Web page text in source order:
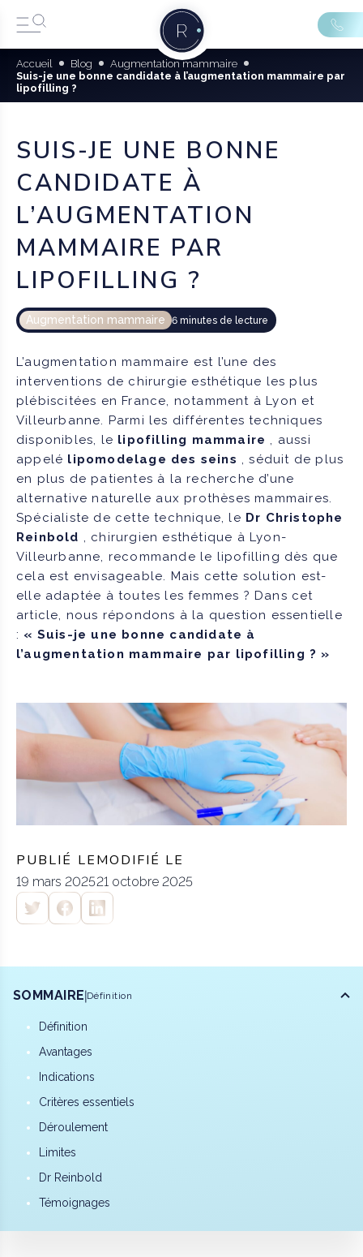
Accueil Blog
Augmentation mammaire
Suis-je une bonne candidate à l’augmentation mammaire par
lipofilling ?
SUIS-JE UNE BONNE
CANDIDATE À
L’AUGMENTATION
MAMMAIRE PAR
LIPOFILLING ?
Augmentation mammaire 6 minutes de lecture
L’augmentation mammaire est l’une des
interventions de chirurgie esthétique les plus
plébiscitées en France, notamment à Lyon et
Villeurbanne. Parmi les différentes techniques
disponibles, le lipofilling mammaire , aussi
appelé lipomodelage des seins , séduit de plus
en plus de patientes à la recherche d’une
alternative naturelle aux prothèses mammaires.
Spécialiste de cette technique, le Dr Christophe
Reinbold , chirurgien esthétique à Lyon-
Villeurbanne, recommande le lipofilling dès que
cela est envisageable. Mais cette solution est-
elle adaptée à toutes les femmes ? Dans cet
article, nous répondons à la question essentielle
: « Suis-je une bonne candidate à
l’augmentation mammaire par lipofilling ? »
PUBLIÉ LE
19 mars 2025
MODIFIÉ LE
21 octobre 2025
SOMMAIRE Définition
Définition
Avantages
Indications
Critères essentiels
Déroulement
Limites
Dr Reinbold
Témoignages